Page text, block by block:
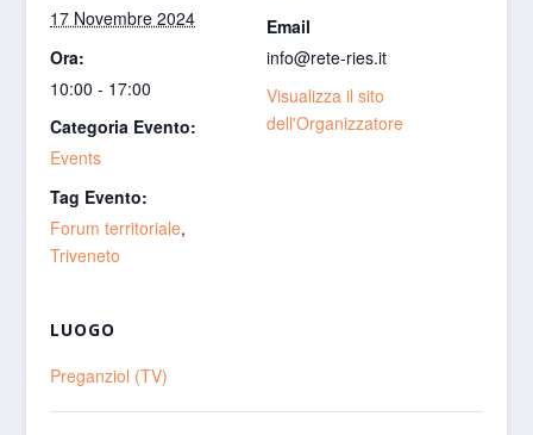
17 Novembre 2024
Ora:
10:00 - 17:00
Categoria Evento:
Events
Tag Evento:
Forum territoriale,
Triveneto
Email
info@rete-ries.it
Visualizza il sito
dell'Organizzatore
LUOGO
Preganziol (TV)